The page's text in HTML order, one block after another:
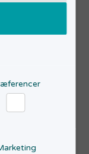
din ide. Ved
for at
som deler
eller